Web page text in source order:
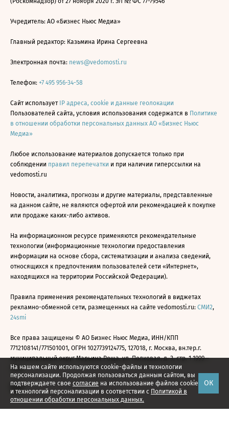
На нашем сайте используются cookie-файлы и технологии
персонализации. Продолжая пользоваться данным сайтом, вы
подтверждаете свое согласие на использование файлов cookie
и технологий персонализации в соответствии с Политикой в
отношении обработки персональных данных.
ОК
Учредитель: АО «Бизнес Ньюс Медиа»
Главный редактор: Казьмина Ирина Сергеевна
Электронная почта: news@vedomosti.ru
Телефон: +7 495 956-34-58
Сайт использует IP адреса, cookie и данные геолокации
Пользователей сайта, условия использования содержатся в Политике
в отношении обработки персональных данных АО «Бизнес Ньюс
Медиа»
Любое использование материалов допускается только при
соблюдении правил перепечатки и при наличии гиперссылки на
vedomosti.ru
Новости, аналитика, прогнозы и другие материалы, представленные
на данном сайте, не являются офертой или рекомендацией к покупке
или продаже каких-либо активов.
На информационном ресурсе применяются рекомендательные
технологии (информационные технологии предоставления
информации на основе сбора, систематизации и анализа сведений,
относящихся к предпочтениям пользователей сети «Интернет»,
находящихся на территории Российской Федерации).
Правила применения рекомендательных технологий в виджетах
рекламно-обменной сети, размещенных на сайте vedomosti.ru: СМИ2,
24smi
Все права защищены © АО Бизнес Ньюс Медиа, ИНН/КПП
7712108141/771501001, ОГРН 1027739124775, 127018, г. Москва, вн.тер.г.
муниципальный округ Марьина Роща, ул. Полковая, д. 3, стр. 1 1999—
2026